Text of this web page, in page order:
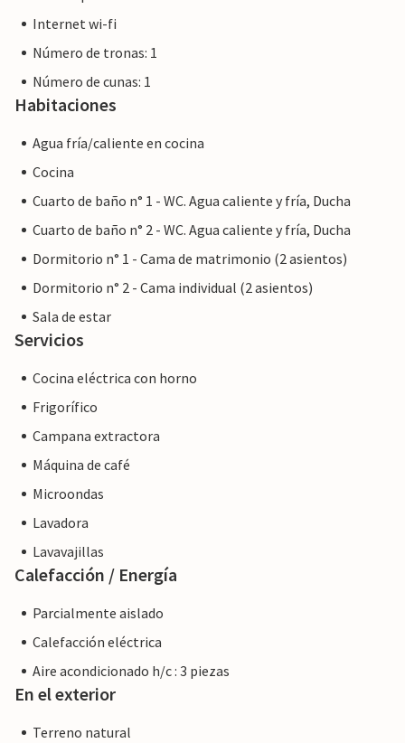
Internet wi-fi
Número de tronas: 1
Número de cunas: 1
Habitaciones
Agua fría/caliente en cocina
Cocina
Cuarto de baño n° 1 - WC. Agua caliente y fría, Ducha
Cuarto de baño n° 2 - WC. Agua caliente y fría, Ducha
Dormitorio n° 1 - Cama de matrimonio (2 asientos)
Dormitorio n° 2 - Cama individual (2 asientos)
Sala de estar
Servicios
Cocina eléctrica con horno
Frigorífico
Campana extractora
Máquina de café
Microondas
Lavadora
Lavavajillas
Calefacción / Energía
Parcialmente aislado
Calefacción eléctrica
Aire acondicionado h/c : 3 piezas
En el exterior
Terreno natural